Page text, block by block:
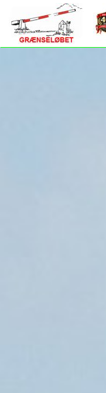
Skip to main content